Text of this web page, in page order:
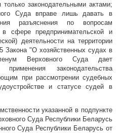
законодательными актами;
Суда вправе лишь давать в
разъяснения по вопросам
в сфере предпринимательской и
деятельности на территории
Закона "О хозяйственных судах в
Верховного Суда дает
законодательства
при рассмотрении судебных
и статусе судей в
указанной в подпункте
Суда Республики Беларусь
Суда Республики Беларусь от